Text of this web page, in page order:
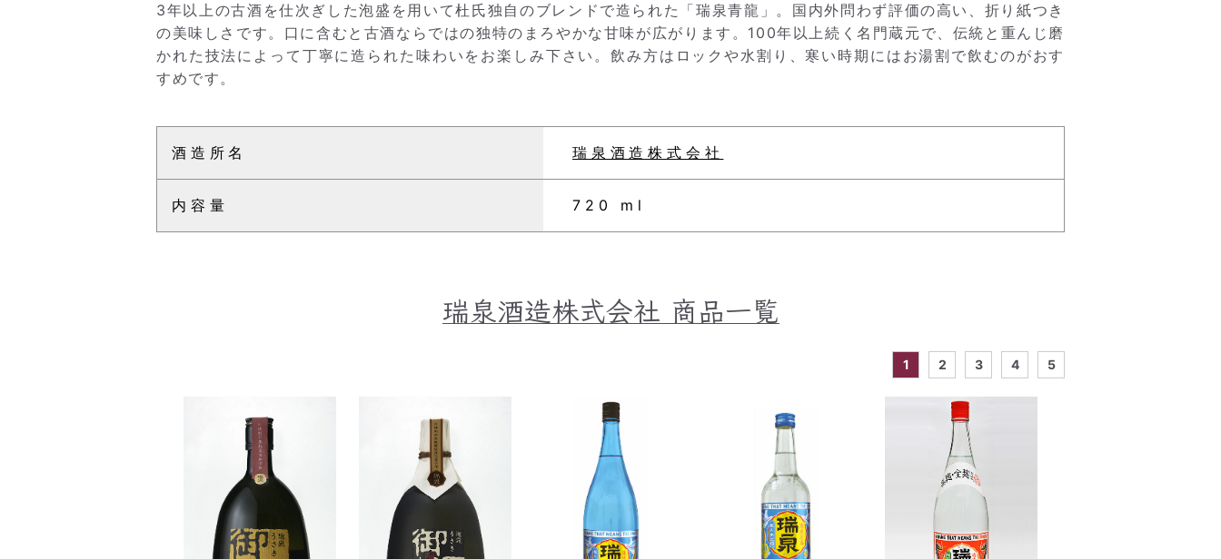
3年以上の古酒を仕次ぎした泡盛を用いて杜氏独自のブレンドで造られた「瑞泉青龍」。国内外問わず評価の高い、折り紙つき
の美味しさです。口に含むと古酒ならではの独特のまろやかな甘味が広がります。100年以上続く名門蔵元で、伝統と重んじ磨
かれた技法によって丁寧に造られた味わいをお楽しみ下さい。飲み方はロックや水割り、寒い時期にはお湯割で飲むのがおす
すめです。
酒造所名 瑞泉酒造株式会社
内容量 720 ml
瑞泉酒造株式会社 商品一覧
1 2 3 4 5